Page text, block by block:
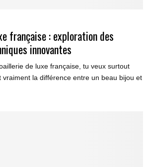
française : exploration des
innovantes
de luxe française, tu veux surtout
vraiment la différence entre un beau bijou et